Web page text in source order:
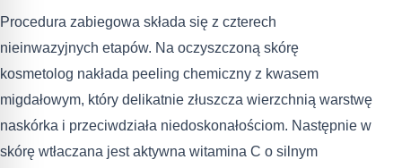
Procedura zabiegowa składa się z czterech
nieinwazyjnych etapów. Na oczyszczoną skórę
kosmetolog nakłada peeling chemiczny z kwasem
migdałowym, który delikatnie złuszcza wierzchnią warstwę
naskórka i przeciwdziała niedoskonałościom. Następnie w
skórę wtłaczana jest aktywna witamina C o silnym